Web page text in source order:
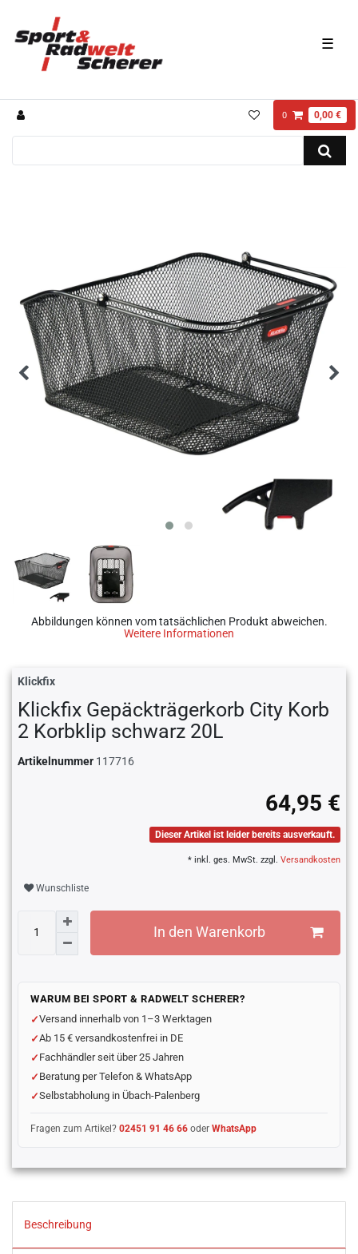
☰
0 0,00 €
Abbildungen können vom tatsächlichen Produkt abweichen.
Weitere Informationen
Klickfix
Klickfix Gepäckträgerkorb City Korb
2 Korbklip schwarz 20L
Artikelnummer 117716
64,95 €
Dieser Artikel ist leider bereits ausverkauft.
* inkl. ges. MwSt. zzgl. Versandkosten
Wunschliste
In den Warenkorb
WARUM BEI SPORT & RADWELT SCHERER?
Versand innerhalb von 1–3 Werktagen
Ab 15 € versandkostenfrei in DE
Fachhändler seit über 25 Jahren
Beratung per Telefon & WhatsApp
Selbstabholung in Übach-Palenberg
Fragen zum Artikel?02451 91 46 66 oderWhatsApp
Beschreibung